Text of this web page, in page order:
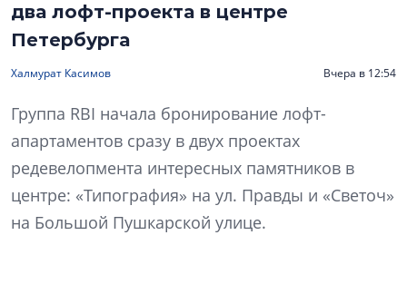
два лофт-проекта в центре
Петербурга
Халмурат Касимов Вчера в 12:54
Группа RBI начала бронирование лофт-
апартаментов сразу в двух проектах
редевелопмента интересных памятников в
центре: «Типография» на ул. Правды и «Светоч»
на Большой Пушкарской улице.